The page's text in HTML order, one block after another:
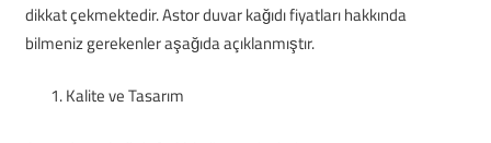
dikkat çekmektedir. Astor duvar kağıdı fiyatları hakkında
bilmeniz gerekenler aşağıda açıklanmıştır.
Kalite ve Tasarım